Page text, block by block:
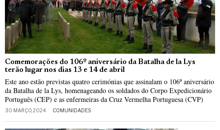
Comemorações do 106º aniversário da Batalha de la Lys
terão lugar nos dias 13 e 14 de abril
Este ano estão previstas quatro cerimónias que assinalam o 106º aniversário
da Batalha de la Lys, homenageando os soldados do Corpo Expedicionário
Português (CEP) e as enfermeiras da Cruz Vermelha Portuguesa (CVP)
30 MARÇO, 2024 COMUNIDADES